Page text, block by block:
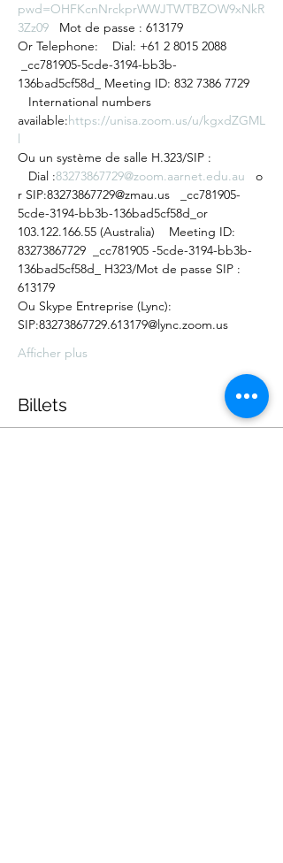
pwd=OHFKcnNrckprWWJTWTBZOW9xNkR
3Zz09 Mot de passe : 613179
Or Telephone:    Dial: +61 2 8015 2088
_cc781905-5cde-3194-bb3b-
136bad5cf58d_ Meeting ID: 832 7386 7729
International numbers
available:https://unisa.zoom.us/u/kgxdZGML
l
Ou un système de salle H.323/SIP :
Dial :83273867729@zoom.aarnet.edu.au o
r SIP:83273867729@zmau.us   _cc781905-
5cde-3194-bb3b-136bad5cf58d_or
103.122.166.55 (Australia)    Meeting ID:
83273867729  _cc781905 -5cde-3194-bb3b-
136bad5cf58d_ H323/Mot de passe SIP :
613179
Ou Skype Entreprise (Lync):
SIP:83273867729.613179@lync.zoom.us
Afficher plus
Billets